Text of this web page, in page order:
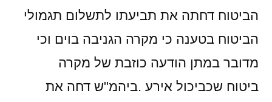
הביטוח דחתה את תביעתו לתשלום תגמולי
הביטוח בטענה כי מקרה הגניבה בוים וכי
מדובר במתן הודעה כוזבת של מקרה
ביטוח שכביכול אירע .ביהמ"ש דחה את